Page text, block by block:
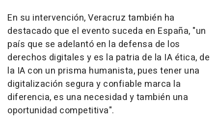
En su intervención, Veracruz también ha
destacado que el evento suceda en España, "un
país que se adelantó en la defensa de los
derechos digitales y es la patria de la IA ética, de
la IA con un prisma humanista, pues tener una
digitalización segura y confiable marca la
diferencia, es una necesidad y también una
oportunidad competitiva".